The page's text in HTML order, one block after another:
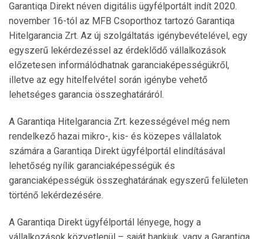
Garantiqa Direkt néven digitális ügyfélportált indít 2020.
november 16-tól az MFB Csoporthoz tartozó Garantiqa
Hitelgarancia Zrt. Az új szolgáltatás igénybevételével, egy
egyszerű lekérdezéssel az érdeklődő vállalkozások
előzetesen informálódhatnak garanciaképességükről,
illetve az egy hitelfelvétel során igénybe vehető
lehetséges garancia összeghatáráról.
A Garantiqa Hitelgarancia Zrt. kezességével még nem
rendelkező hazai mikro-, kis- és közepes vállalatok
számára a Garantiqa Direkt ügyfélportál elindításával
lehetőség nyílik garanciaképességük és
garanciaképességük összeghatárának egyszerű felületen
történő lekérdezésére.
A Garantiqa Direkt ügyfélportál lényege, hogy a